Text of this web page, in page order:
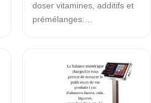
doser vitamines, additifs et
prémélanges.…